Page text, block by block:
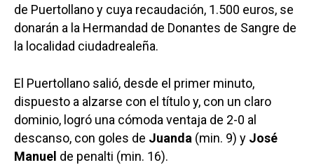
de Puertollano y cuya recaudación, 1.500 euros, se
donarán a la Hermandad de Donantes de Sangre de
la localidad ciudadrealeña.
El Puertollano salió, desde el primer minuto,
dispuesto a alzarse con el título y, con un claro
dominio, logró una cómoda ventaja de 2-0 al
descanso, con goles de Juanda (min. 9) y José
Manuel de penalti (min. 16).